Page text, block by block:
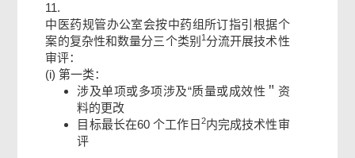
11.
中医药规管办公室会按中药组所订指引根据个
案的复杂性和数量分三个类别 1 分流开展技术性
审评：
(i) 第一类：
涉及单项或多项涉及“质量或成效性＂资
料的更改
目标最长在60 个工作日 2内完成技术性审
评